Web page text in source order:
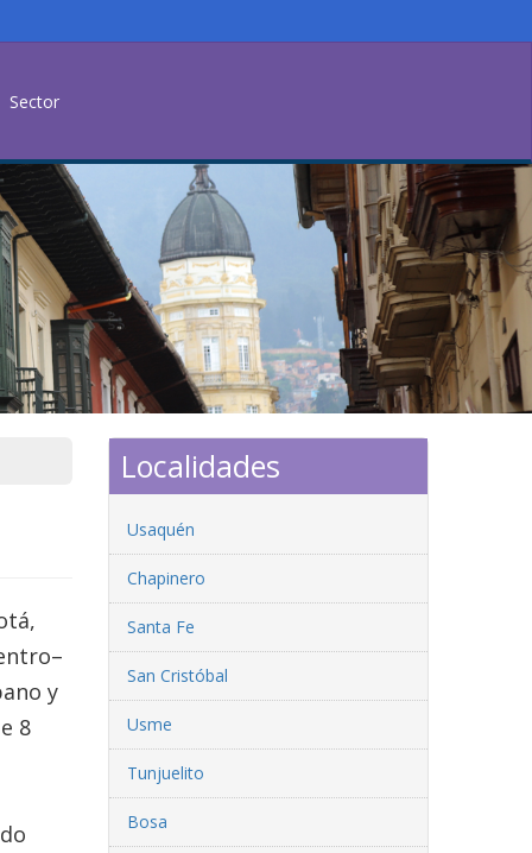
Sector
y
8
Localidades
Usaquén
Chapinero
Santa Fe
San Cristóbal
Usme
Tunjuelito
Bosa